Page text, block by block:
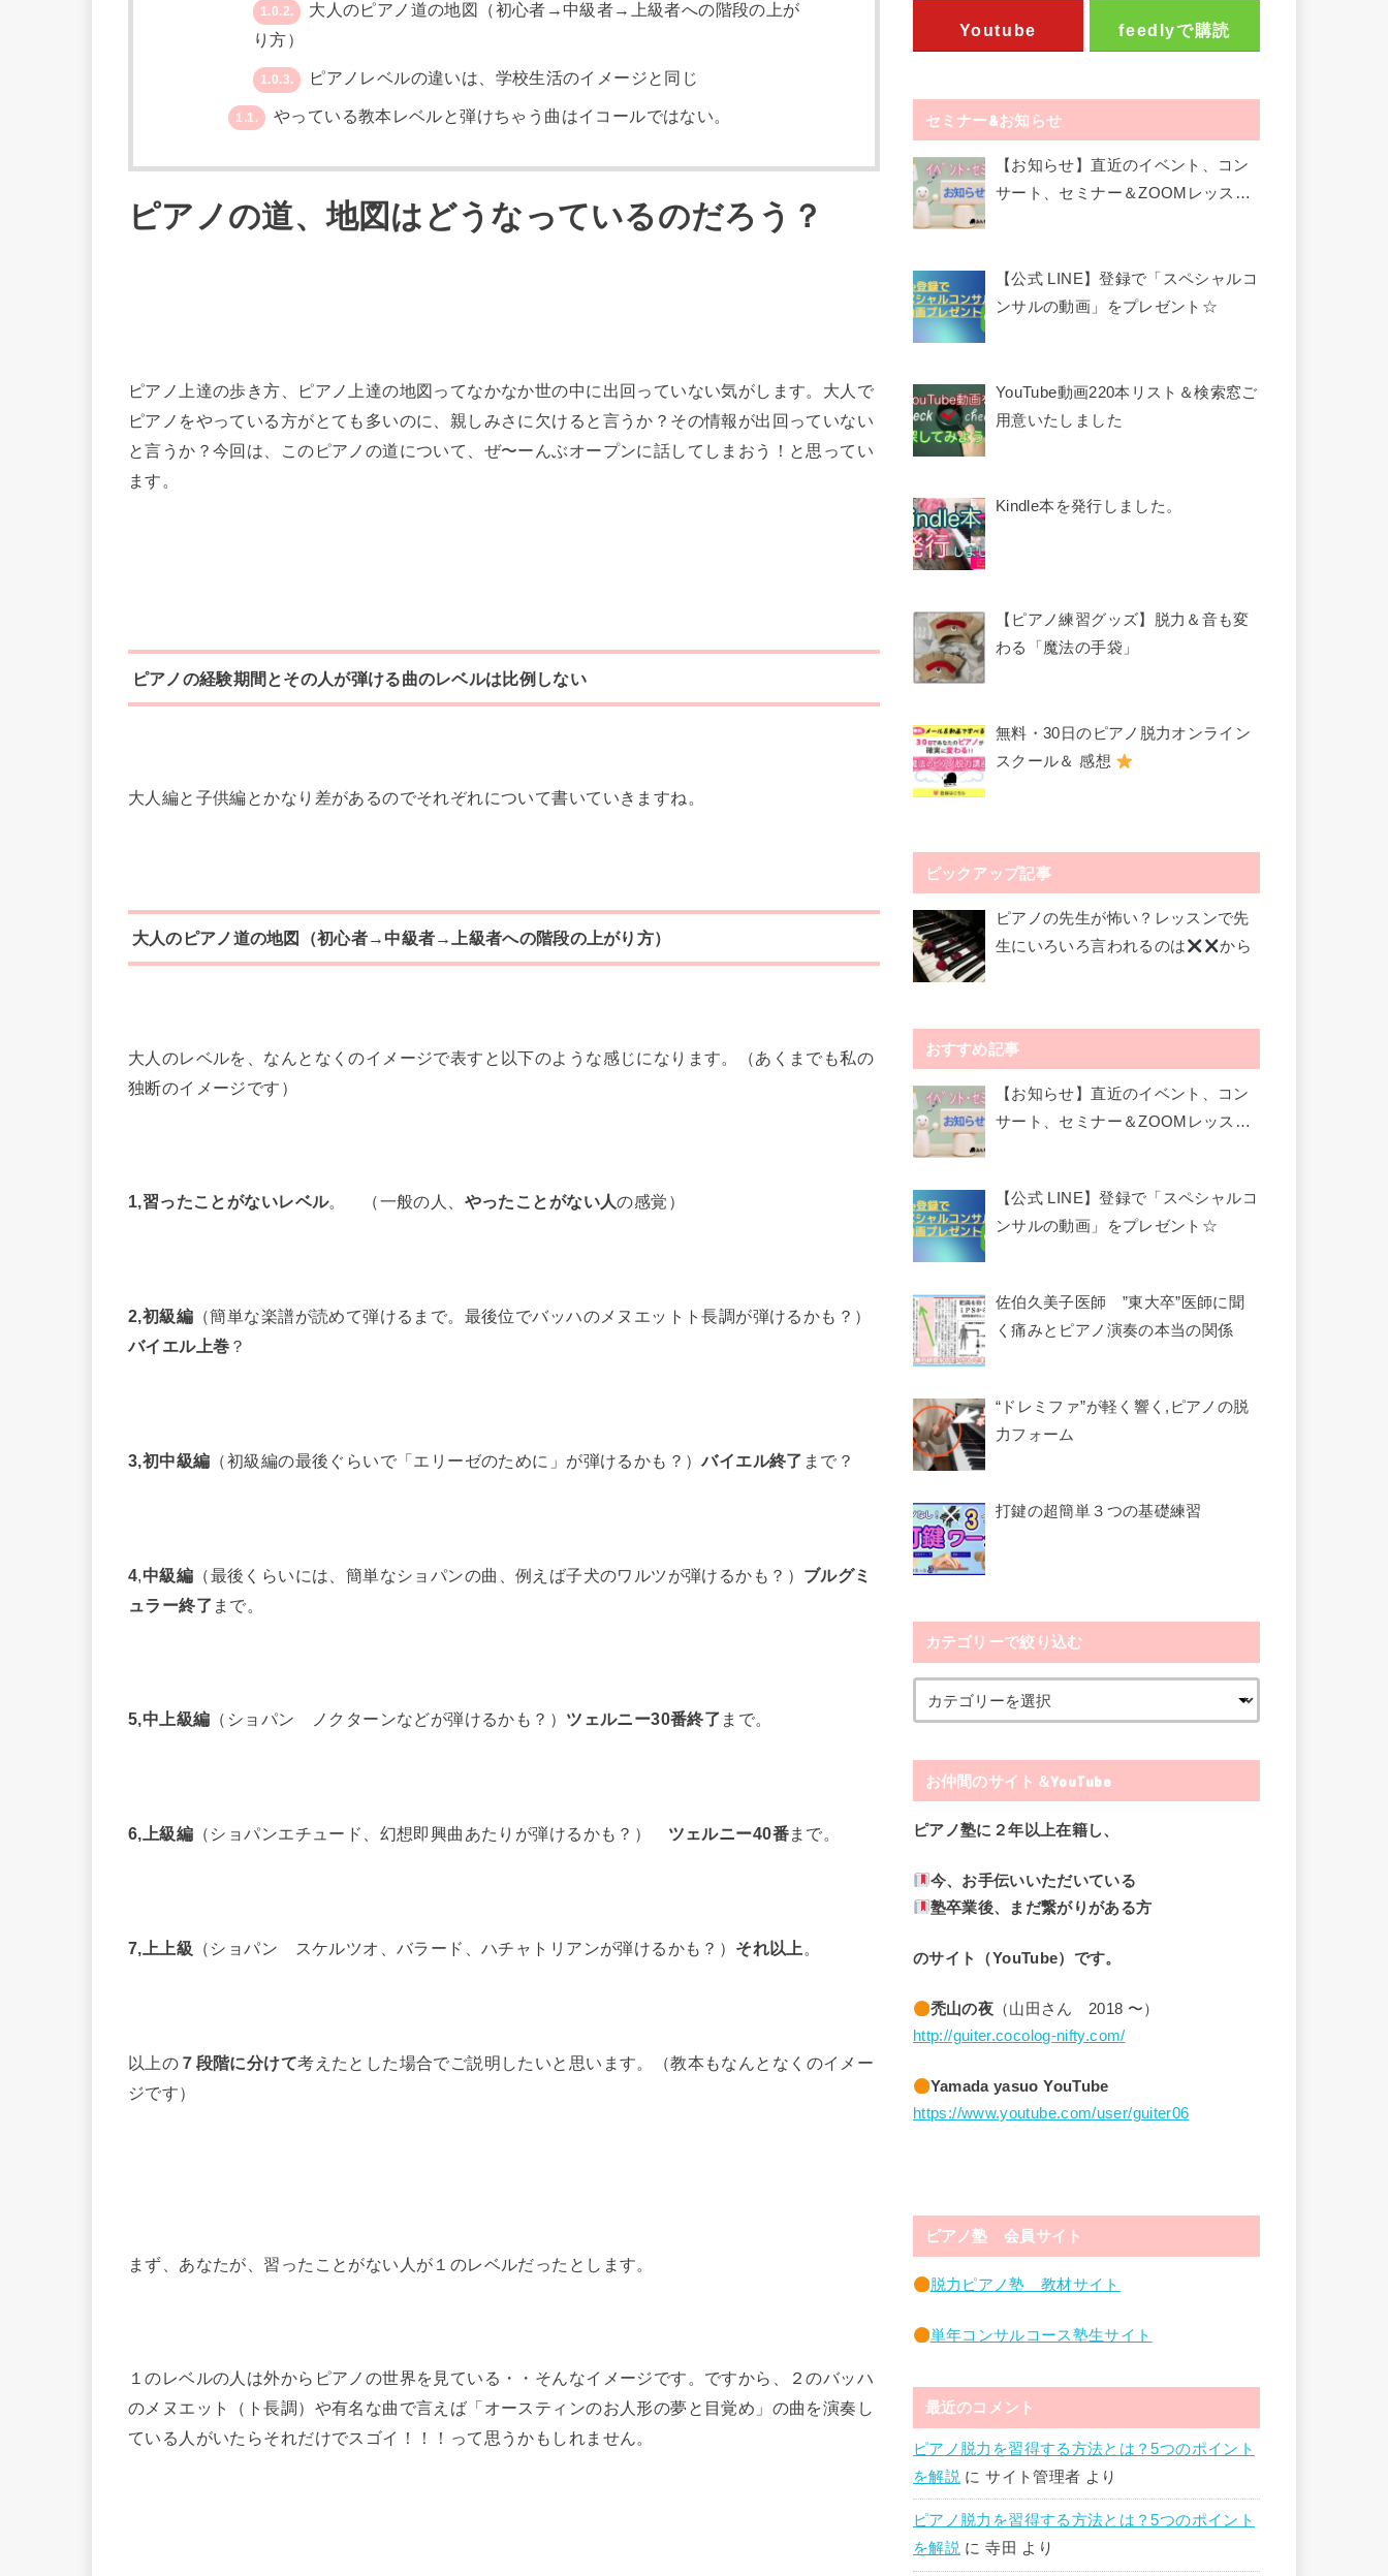
1.0.2.
大人のピアノ道の地図（初心者→中級者→上級者への階段の上が
り方）
1.0.3. ピアノレベルの違いは、学校生活のイメージと同じ
1.1. やっている教本レベルと弾けちゃう曲はイコールではない。
ピアノの道、地図はどうなっているのだろう？
ピアノ上達の歩き方、ピアノ上達の地図ってなかなか世の中に出回っていない気がします。大人で
ピアノをやっている方がとても多いのに、親しみさに欠けると言うか？その情報が出回っていない
と言うか？今回は、このピアノの道について、ぜ〜ーんぶオープンに話してしまおう！と思ってい
ます。
ピアノの経験期間とその人が弾ける曲のレベルは比例しない
大人編と子供編とかなり差があるのでそれぞれについて書いていきますね。
大人のピアノ道の地図（初心者→中級者→上級者への階段の上がり方）
大人のレベルを、なんとなくのイメージで表すと以下のような感じになります。（あくまでも私の
独断のイメージです）
1,習ったことがないレベル。 （一般の人、 やったことがない人の感覚）
2,初級編 （簡単な楽譜が読めて弾けるまで。最後位でバッハのメヌエットト長調が弾けるかも？）
バイエル上巻 ？
3,初中級編 （初級編の最後ぐらいで「エリーゼのために」が弾けるかも？）バイエル終了 まで？
4,中級編 （最後くらいには、簡単なショパンの曲、例えば子犬のワルツが弾けるかも？） ブルグミ
ュラー終了 まで。
5,中上級編 （ショパン ノクターンなどが弾けるかも？） ツェルニー30番終了 まで。
6, 上級編 （ショパンエチュード、幻想即興曲あたりが弾けるかも？） ツェルニー40番まで。
7,上上級 （ショパン スケルツオ、バラード、ハチャトリアンが弾けるかも？） それ以上 。
以上の ７段階に分けて考えたとした場合でご説明したいと思います。（教本もなんとなくのイメー
ジです）
まず、あなたが、習ったことがない人が１のレベルだったとします。
１のレベルの人は外からピアノの世界を見ている・・そんなイメージです。ですから、２のバッハ
のメヌエット（ト長調）や有名な曲で言えば「オースティンのお人形の夢と目覚め」の曲を演奏し
ている人がいたらそれだけでスゴイ！！！って思うかもしれません。
Youtube feedlyで購読
セミナー&お知らせ
【お知らせ】直近のイベント、コン
サート、セミナー＆ZOOMレッスン
【公式 LINE】登録で「スペシャルコ
ンサルの動画」をプレゼント☆
YouTube動画220本リスト＆検索窓ご
用意いたしました
Kindle本を発行しました。
【ピアノ練習グッズ】脱力＆音も変
わる「魔法の手袋」
無料・30日のピアノ脱力オンライン
スクール＆ 感想
ピックアップ記事
ピアノの先生が怖い？レッスンで先
生にいろいろ言われるのは
から
おすすめ記事
【お知らせ】直近のイベント、コン
サート、セミナー＆ZOOMレッスン
【公式 LINE】登録で「スペシャルコ
ンサルの動画」をプレゼント☆
佐伯久美子医師 ”東大卒”医師に聞
く痛みとピアノ演奏の本当の関係
“ドレミファ”が軽く響く,ピアノの脱
力フォーム
打鍵の超簡単３つの基礎練習
カテゴリーで絞り込む
お仲間のサイト＆YouTube
ピアノ塾に２年以上在籍し、
今、お手伝いいただいている
塾卒業後、まだ繋がりがある方
のサイト（YouTube）です。
禿山の夜（山田さん 2018 〜）
http://guiter.cocolog-nifty.com/
Yamada yasuo YouTube
https://www.youtube.com/user/guiter06
ピアノ塾 会員サイト
脱力ピアノ塾 教材サイト
単年コンサルコース塾生サイト
最近のコメント
ピアノ脱力を習得する方法とは？5つのポイント
を解説 にサイト管理者 より
ピアノ脱力を習得する方法とは？5つのポイント
を解説 に寺田 より